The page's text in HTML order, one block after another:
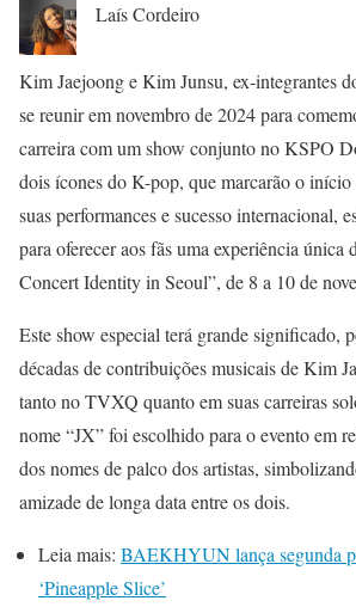
Laís Cordeiro
Kim Jaejoong e Kim Junsu, ex-integrantes
se reunir em novembro de 2024 para
carreira com um show conjunto no KSPO
dois ícones do K-pop, que marcarão o
suas performances e sucesso internacional,
para oferecer aos fãs uma experiência única
Concert Identity in Seoul”, de 8 a 10 de
Este show especial terá grande significado,
décadas de contribuições musicais de Kim
tanto no TVXQ quanto em suas carreiras
nome “JX” foi escolhido para o evento em
dos nomes de palco dos artistas,
amizade de longa data entre os dois.
Leia mais: BAEKHYUN lança segunda
‘Pineapple Slice’